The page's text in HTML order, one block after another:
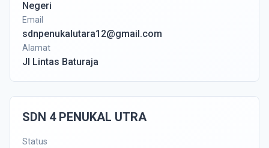
Negeri
Email
sdnpenukalutara12@gmail.com
Alamat
Jl Lintas Baturaja
SDN 4 PENUKAL UTRA
Status